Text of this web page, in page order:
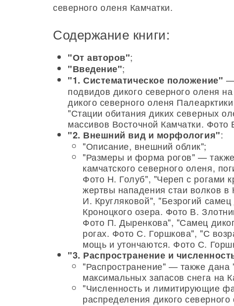
северного оленя Камчатки.
Содержание книги:
"От авторов";
"Введение";
"1. Систематическое положение" —
подвидов дикого северного оленя
дикого северного оленя
"Стации обитания диких северных
массивов Восточной Камчатки.
"2. Внешний вид и морфология":
"Описание, внешний облик";
"Размеры и форма рогов" —
камчатского северного оленя,
Фото Н. Голуб", "Череп с рогами
жертвы нападения стаи волков
И. Кругляковой", "Безрогий
Кроноцкого озера. Фото В.
Фото П. Дыренкова", "Самец
рогах. Фото С. Горшкова", "С
мощь и утончаются. Фото С.
"3. Распространение и
"Распространение" — также дана
максимальных запасов снега на
"Численность и лимитирующие
распределения дикого